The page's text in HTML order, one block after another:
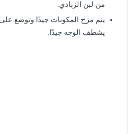
من لبن الزبادي.
يشطف الوجه جيدًا.